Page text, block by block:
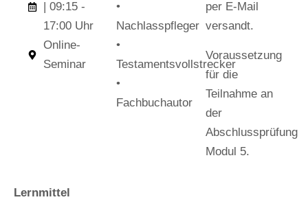
| 09:15 -
17:00 Uhr
Online-
Seminar
•
Nachlasspfleger
•
Testamentsvollstrecker
•
Fachbuchautor
per E-Mail
versandt.
Voraussetzung
für die
Teilnahme an
der
Abschlussprüfung
Modul 5.
Lernmittel